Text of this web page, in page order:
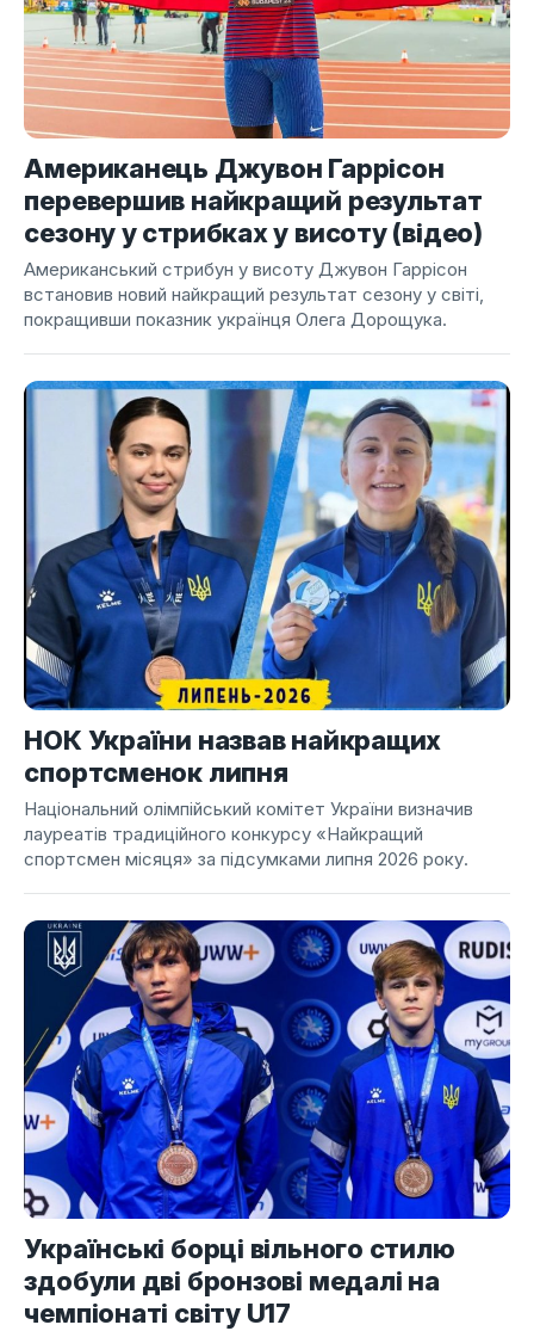
Американець Джувон Гаррісон
перевершив найкращий результат
сезону у стрибках у висоту (відео)
Американський стрибун у висоту Джувон Гаррісон
встановив новий найкращий результат сезону у світі,
покращивши показник українця Олега Дорощука.
НОК України назвав найкращих
спортсменок липня
Національний олімпійський комітет України визначив
лауреатів традиційного конкурсу «Найкращий
спортсмен місяця» за підсумками липня 2026 року.
Українські борці вільного стилю
здобули дві бронзові медалі на
чемпіонаті світу U17